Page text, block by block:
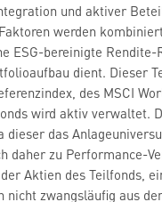
und aktiver
werden
ESG-bereinigte
dient. Dieser
des MSCI
wird aktiv verwaltet.
dieser das
daher zu Performance-
Aktien des Teilfonds,
nicht zwangsläufig aus